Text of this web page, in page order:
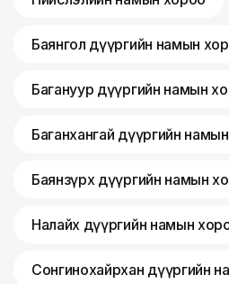
Баянгол дүүргийн намын
Багануур дүүргийн намын
Баганхангай дүүргийн
Баянзүрх дүүргийн намын
Налайх дүүргийн намын
Сонгинохайрхан дүүргийн